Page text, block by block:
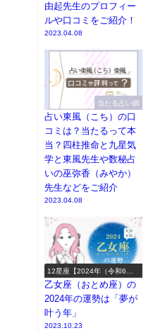
由起先生のプロフィー
ルや口コミをご紹介！
2023.04.08
当たる占い師
占い東風（こち）の口
コミは？当たるって本
当？四柱推命と九星気
学と東風先生や数秘占
いの巫弥香（みやか）
先生などをご紹介
2023.04.08
12星座【2024年（令和6
年）の運勢】
乙女座（おとめ座）の
2024年の運勢は「夢が
叶う年」
2023.10.23